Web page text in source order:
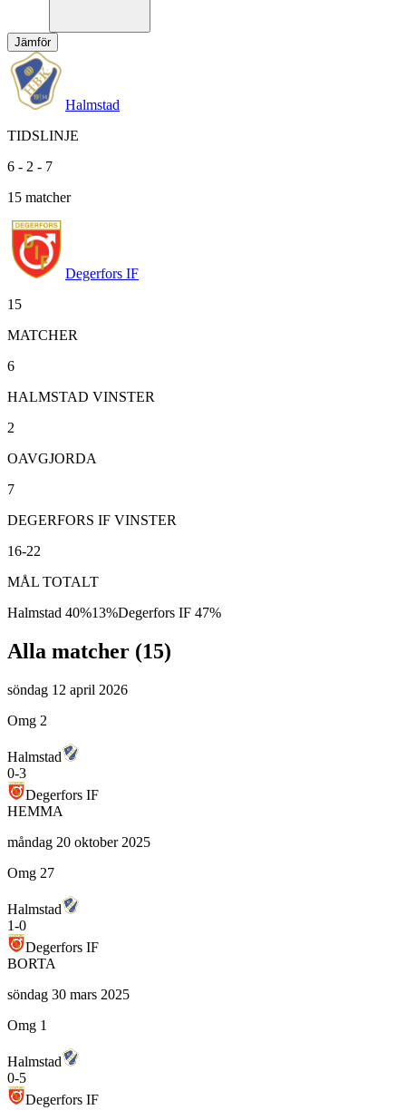
Jämför
Halmstad
TIDSLINJE
6 - 2 - 7
15 matcher
Degerfors IF
15
MATCHER
6
HALMSTAD VINSTER
2
OAVGJORDA
7
DEGERFORS IF VINSTER
16-22
MÅL TOTALT
Halmstad 40%13%Degerfors IF 47%
Alla matcher (15)
söndag 12 april 2026
Omg 2
Halmstad
0-3
Degerfors IF
HEMMA
måndag 20 oktober 2025
Omg 27
Halmstad
1-0
Degerfors IF
BORTA
söndag 30 mars 2025
Omg 1
Halmstad
0-5
Degerfors IF